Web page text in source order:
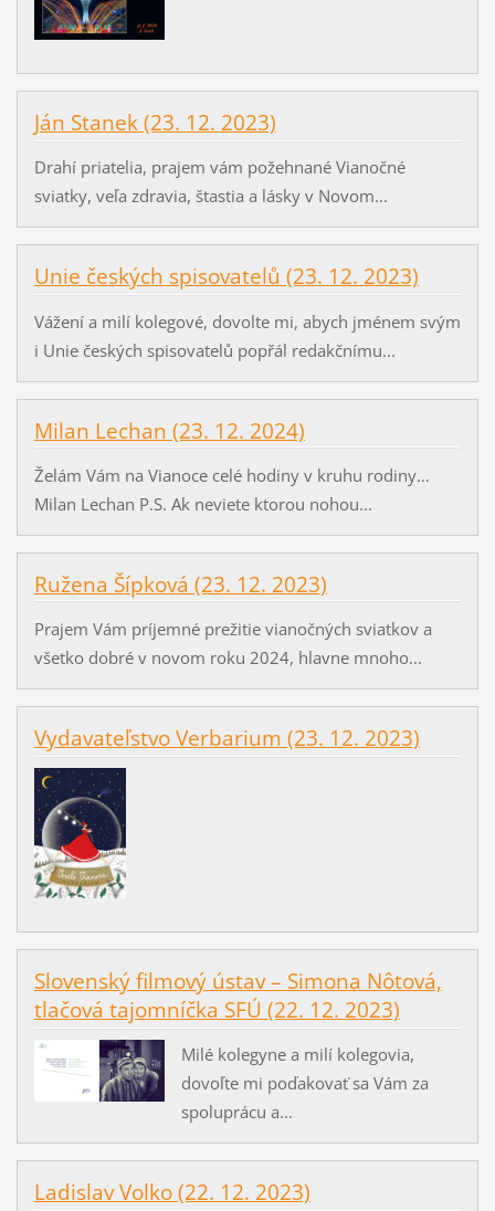
Ján Stanek (23. 12. 2023)
Drahí priatelia, prajem vám požehnané Vianočné
sviatky, veľa zdravia, štastia a lásky v Novom...
Unie českých spisovatelů (23. 12. 2023)
Vážení a milí kolegové, dovolte mi, abych jménem svým
i Unie českých spisovatelů popřál redakčnímu...
Milan Lechan (23. 12. 2024)
Želám Vám na Vianoce celé hodiny v kruhu rodiny…
Milan Lechan P.S. Ak neviete ktorou nohou...
Ružena Šípková (23. 12. 2023)
Prajem Vám príjemné prežitie vianočných sviatkov a
všetko dobré v novom roku 2024, hlavne mnoho...
Vydavateľstvo Verbarium (23. 12. 2023)
Slovenský filmový ústav – Simona Nôtová,
tlačová tajomníčka SFÚ (22. 12. 2023)
Milé kolegyne a milí kolegovia,
dovoľte mi poďakovať sa Vám za
spoluprácu a...
Ladislav Volko (22. 12. 2023)